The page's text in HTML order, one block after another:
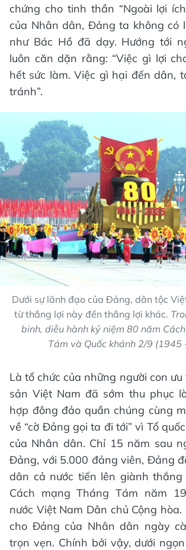
chứng cho tinh thần “Ngoài lợi
của Nhân dân, Đảng ta không có
như Bác Hồ đã dạy. Hướng tới
luôn căn dặn rằng: “Việc gì lợi
hết sức làm. Việc gì hại đến dân,
tránh”.
Dưới sự lãnh đạo của Đảng, dân tộc
từ thắng lợi này đến thắng lợi khác.
binh, diễu hành kỷ niệm 80 năm
Tám và Quốc khánh 2/9 (1945
Là tổ chức của những người con
sản Việt Nam đã sớm thu phục
hợp đông đảo quần chúng cùng
về “cờ Đảng gọi ta đi tới” vì Tổ
của Nhân dân. Chỉ 15 năm sau
Đảng, với 5.000 đảng viên, Đảng
dân cả nước tiến lên giành thắng
Cách mạng Tháng Tám năm
nước Việt Nam Dân chủ Cộng
cho Đảng của Nhân dân ngày
trọn vẹn. Chính bởi vậy, dưới